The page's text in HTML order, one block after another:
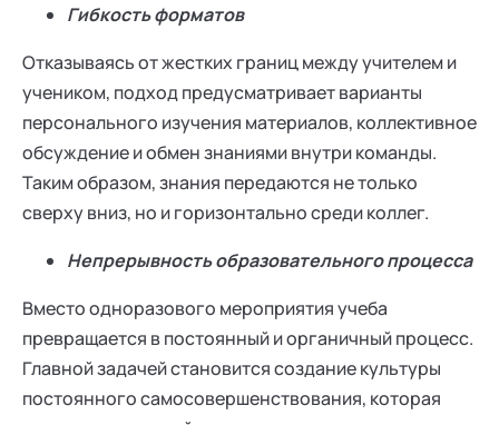
Гибкость форматов
Отказываясь от жестких границ между учителем и
учеником, подход предусматривает варианты
персонального изучения материалов, коллективное
обсуждение и обмен знаниями внутри команды.
Таким образом, знания передаются не только
сверху вниз, но и горизонтально среди коллег.
Непрерывность образовательного процесса
Вместо одноразового мероприятия учеба
превращается в постоянный и органичный процесс.
Главной задачей становится создание культуры
постоянного самосовершенствования, которая